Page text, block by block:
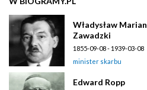
Władysław Marian
Zawadzki
1855-09-08 - 1939-03-08
minister skarbu
Edward Ropp